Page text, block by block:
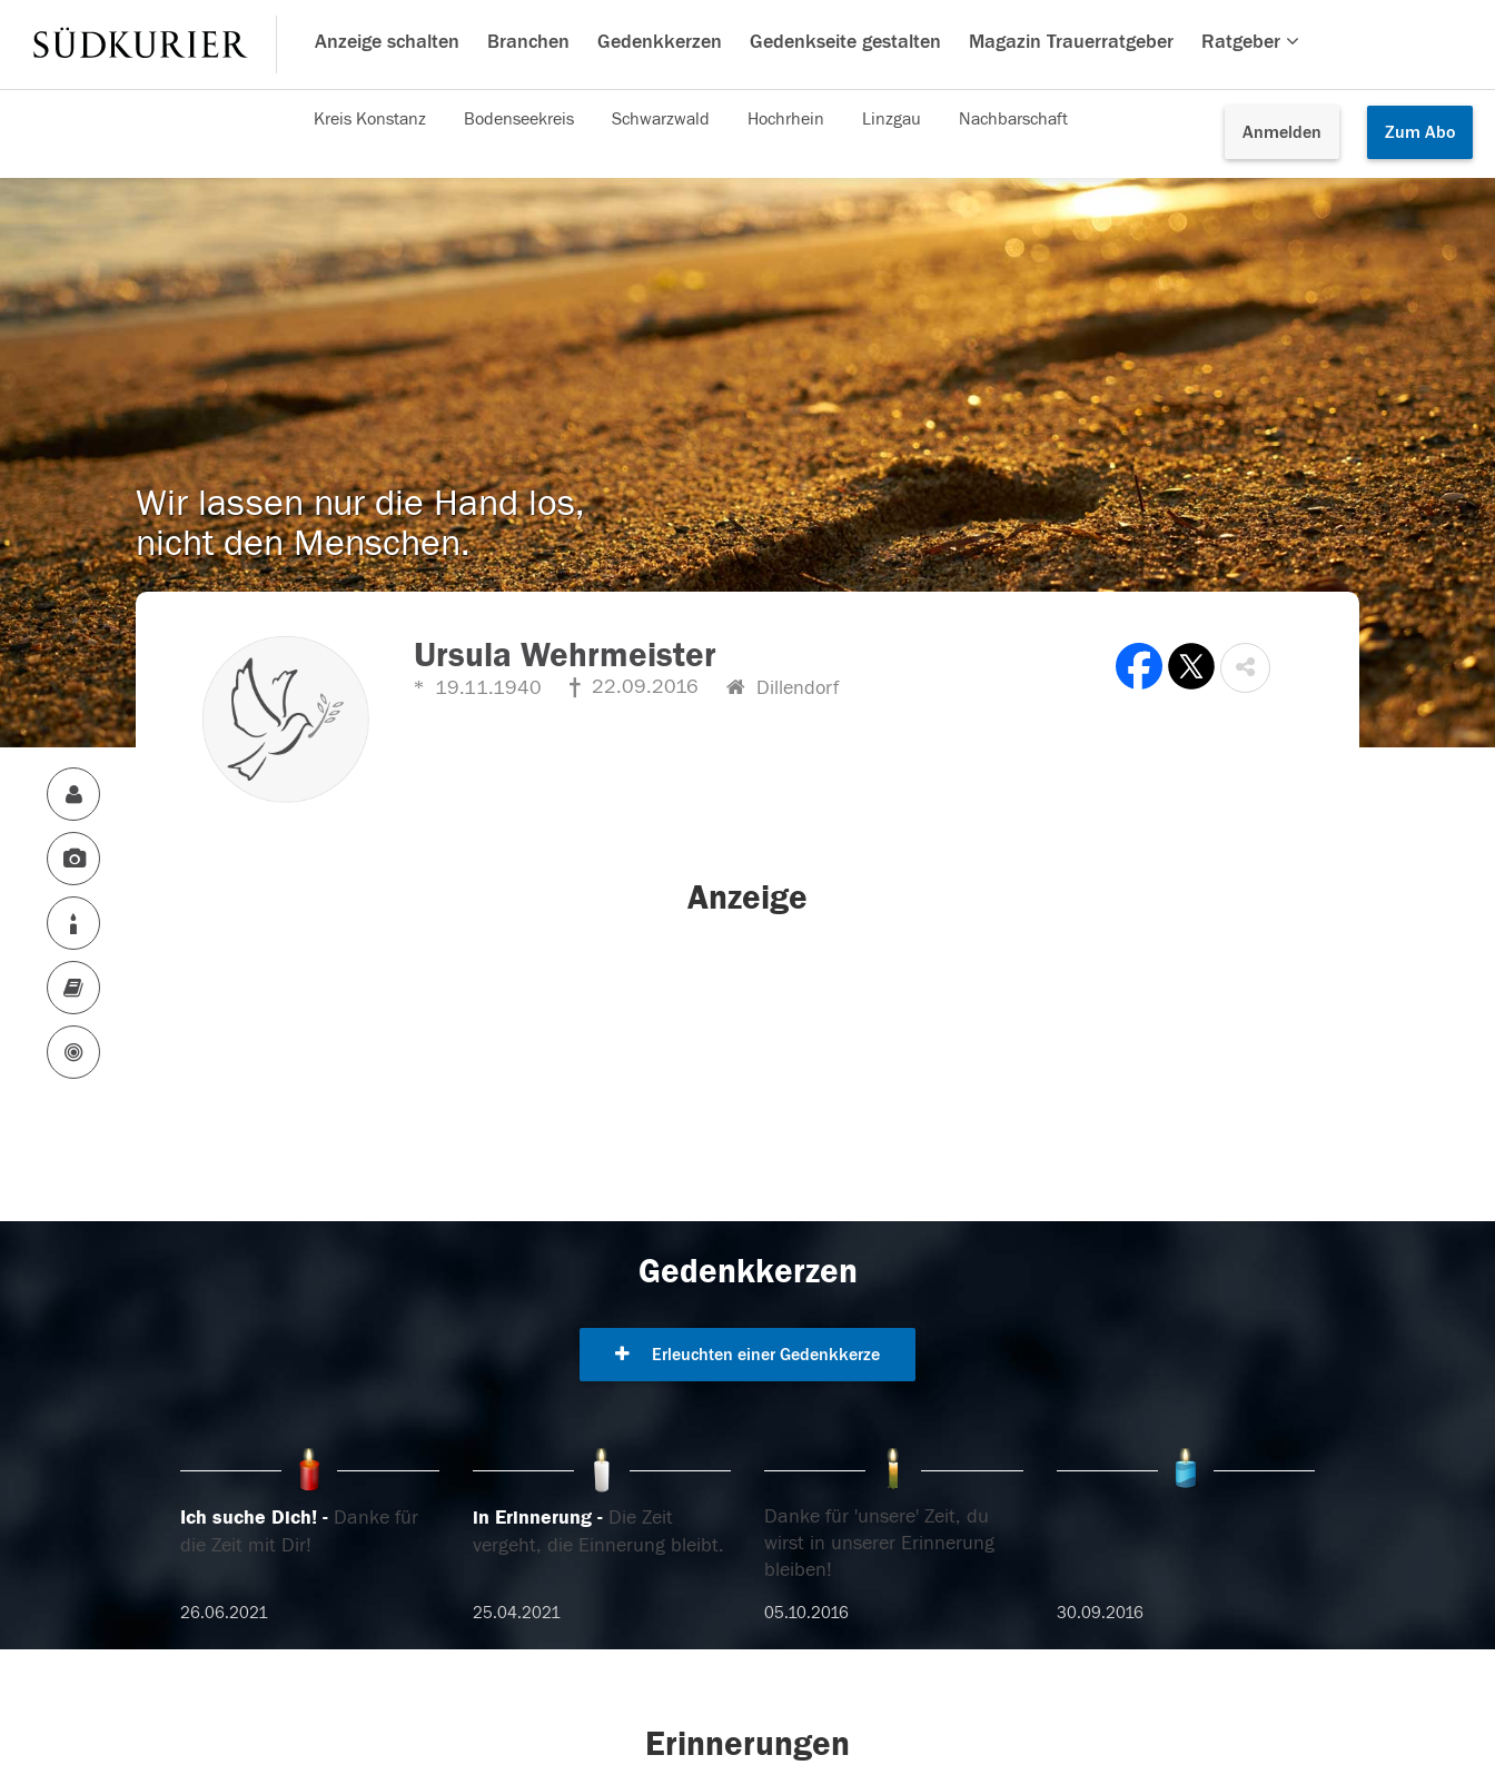
Anzeige schalten Branchen Gedenkkerzen Gedenkseite gestalten Magazin Trauerratgeber Ratgeber
Anmelden Zum Abo
Kreis Konstanz Bodenseekreis Schwarzwald Hochrhein Linzgau Nachbarschaft
Wir lassen nur die Hand los,
nicht den Menschen.
Ursula Wehrmeister
19.11.1940 22.09.2016 Dillendorf
Anzeige
Gedenkkerzen
Erleuchten einer Gedenkkerze
Ich suche Dich!
Danke für
die Zeit mit Dir!
26.06.2021
in Erinnerung
Die Zeit
vergeht, die Einnerung bleibt.
25.04.2021
Danke für 'unsere' Zeit, du
wirst in unserer Erinnerung
bleiben!
05.10.2016 30.09.2016
Erinnerungen